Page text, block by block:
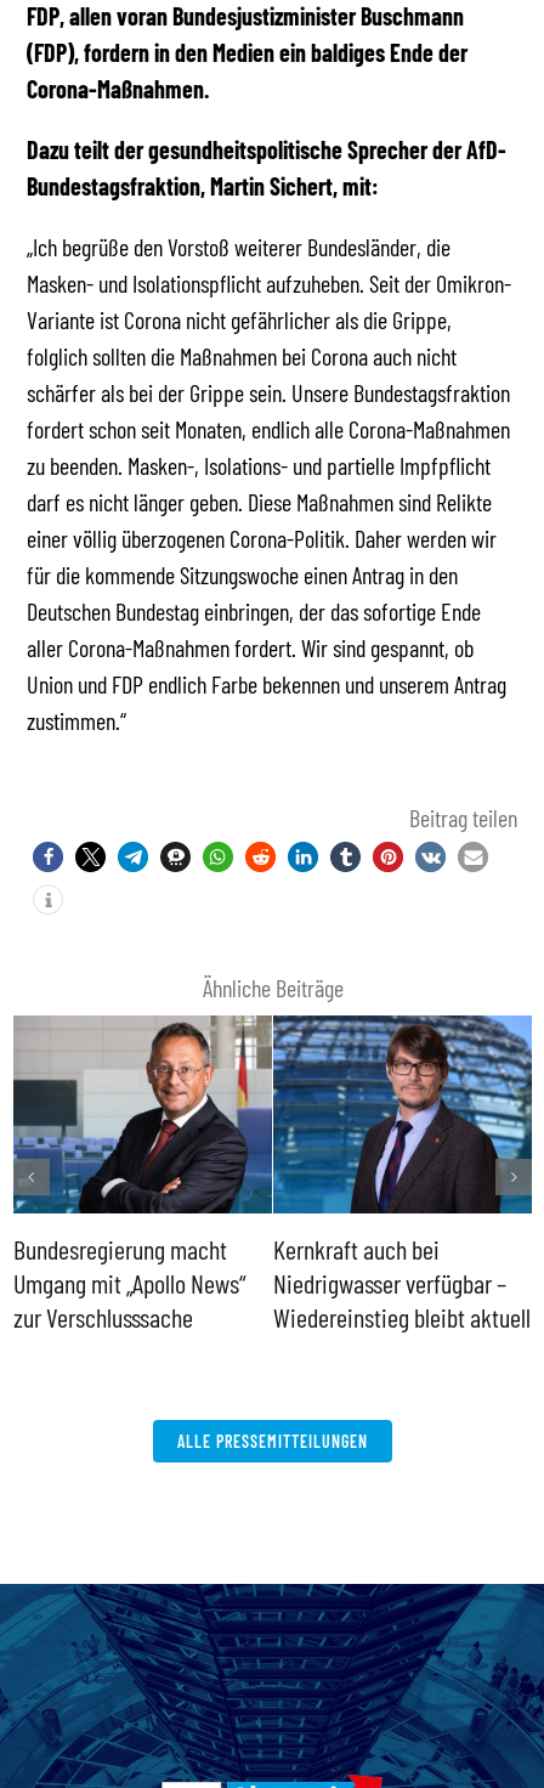
FDP, allen voran Bundesjustizminister Buschmann
(FDP), fordern in den Medien ein baldiges Ende der
Corona-Maßnahmen.
Dazu teilt der gesundheitspolitische Sprecher der AfD-
Bundestagsfraktion, Martin Sichert, mit:
„Ich begrüße den Vorstoß weiterer Bundesländer, die
Masken- und Isolationspflicht aufzuheben. Seit der Omikron-
Variante ist Corona nicht gefährlicher als die Grippe,
folglich sollten die Maßnahmen bei Corona auch nicht
schärfer als bei der Grippe sein. Unsere Bundestagsfraktion
fordert schon seit Monaten, endlich alle Corona-Maßnahmen
zu beenden. Masken-, Isolations- und partielle Impfpflicht
darf es nicht länger geben. Diese Maßnahmen sind Relikte
einer völlig überzogenen Corona-Politik. Daher werden wir
für die kommende Sitzungswoche einen Antrag in den
Deutschen Bundestag einbringen, der das sofortige Ende
aller Corona-Maßnahmen fordert. Wir sind gespannt, ob
Union und FDP endlich Farbe bekennen und unserem Antrag
zustimmen.“
Beitrag teilen
Ähnliche Beiträge
Bundesregierung macht
Umgang mit „Apollo News“
zur Verschlusssache
Kernkraft auch bei
Niedrigwasser verfügbar –
Wiedereinstieg bleibt aktuell
ALLE PRESSEMITTEILUNGEN